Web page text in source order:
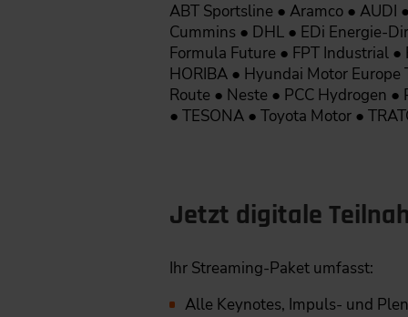
ABT Sportsline ● Aramco ● AUDI
Cummins ● DHL ● EDi Energie-
Formula Future ● FPT Industrial
HORIBA ● Hyundai Motor
Route ● Neste ● PCC Hydrogen
● TESONA ● Toyota Motor ●
Jetzt digitale
Ihr Streaming-Paket umfasst:
Alle Keynotes, Impuls- und